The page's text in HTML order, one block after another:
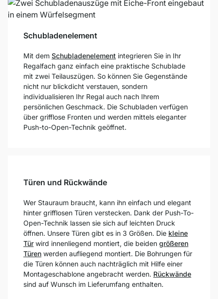
Schubladenelement
Mit dem Schubladenelement integrieren Sie in Ihr
Regalfach ganz einfach eine praktische Schublade
mit zwei Teilauszügen. So können Sie Gegenstände
nicht nur blickdicht verstauen, sondern
individualisieren Ihr Regal auch nach Ihrem
persönlichen Geschmack. Die Schubladen verfügen
über grifflose Fronten und werden mittels eleganter
Push-to-Open-Technik geöffnet.
Türen und Rückwände
Wer Stauraum braucht, kann ihn einfach und elegant
hinter grifflosen Türen verstecken. Dank der Push-To-
Open-Technik lassen sie sich auf leichten Druck
öffnen. Unsere Türen gibt es in 3 Größen. Die kleine
Tür wird innenliegend montiert, die beiden größeren
Türen werden aufliegend montiert. Die Bohrungen für
die Türen können auch nachträglich mit Hilfe einer
Montageschablone angebracht werden. Rückwände
sind auf Wunsch im Lieferumfang enthalten.